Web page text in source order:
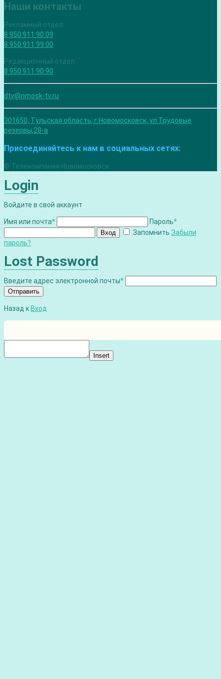
Наши контакты
Рекламный отдел:
8 950 911 90 09
8 950 911 99 00
Редакционный отдел:
8 950 911 90 90
dtv@nmosk-tv.ru
301650, Тульская область, г.Новомосковск, ул.Трудовые
резервы,28-а
Присоединяйтесь к нам в социальных сетях:
© Телекомпания Новомосковск.
Login
Войдите в свой аккаунт
Имя или почта* Пароль*
Вход Запомнить Забыли
пароль?
Lost Password
Введите адрес электронной почты*
Отправить
Назад к Вход
Insert